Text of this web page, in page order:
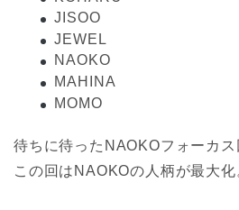
JISOO
JEWEL
NAOKO
MAHINA
MOMO
待ちに待ったNAOKOフォーカス
この回はNAOKOの人柄が最大化